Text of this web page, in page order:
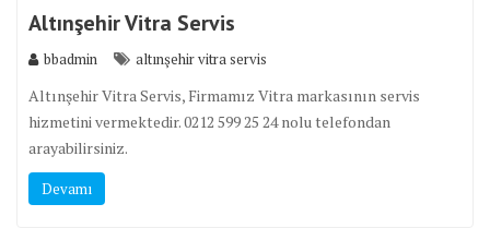
Altınşehir Vitra Servis
bbadmin altınşehir vitra servis
Altınşehir Vitra Servis, Firmamız Vitra markasının servis
hizmetini vermektedir. 0212 599 25 24 nolu telefondan
arayabilirsiniz.
Devamı